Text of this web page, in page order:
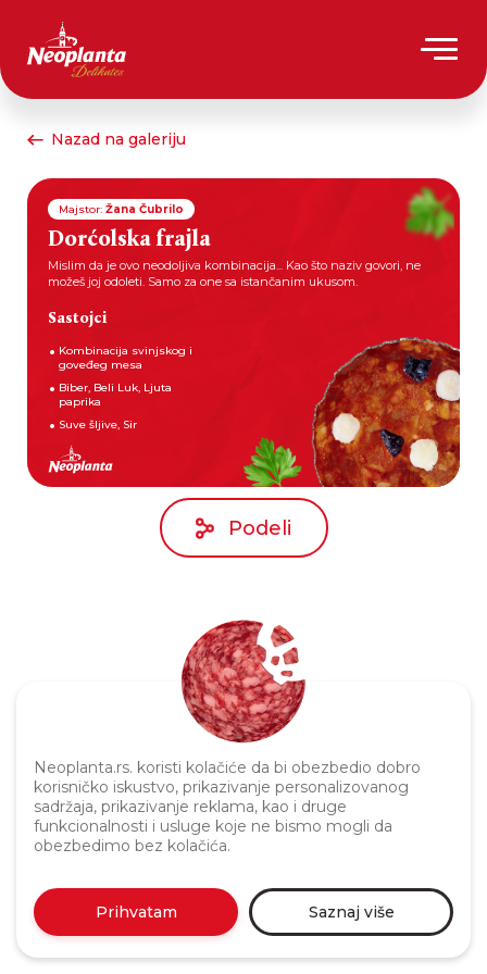
Neoplanta.rs. koristi kolačiće da bi obezbedio dobro
korisničko iskustvo, prikazivanje personalizovanog
sadržaja, prikazivanje reklama, kao i druge
funkcionalnosti i usluge koje ne bismo mogli da
obezbedimo bez kolačića.
Prihvatam Saznaj više
Nazad na galeriju
Majstor: Žana Čubrilo
Dorćolska frajla
Mislim da je ovo neodoljiva kombinacija... Kao što naziv govori, ne
možeš joj odoleti. Samo za one sa istančanim ukusom.
Sastojci
Kombinacija svinjskog i
goveđeg mesa
Biber, Beli Luk, Ljuta
paprika
Suve šljive, Sir
Podeli
Politika privatnosti